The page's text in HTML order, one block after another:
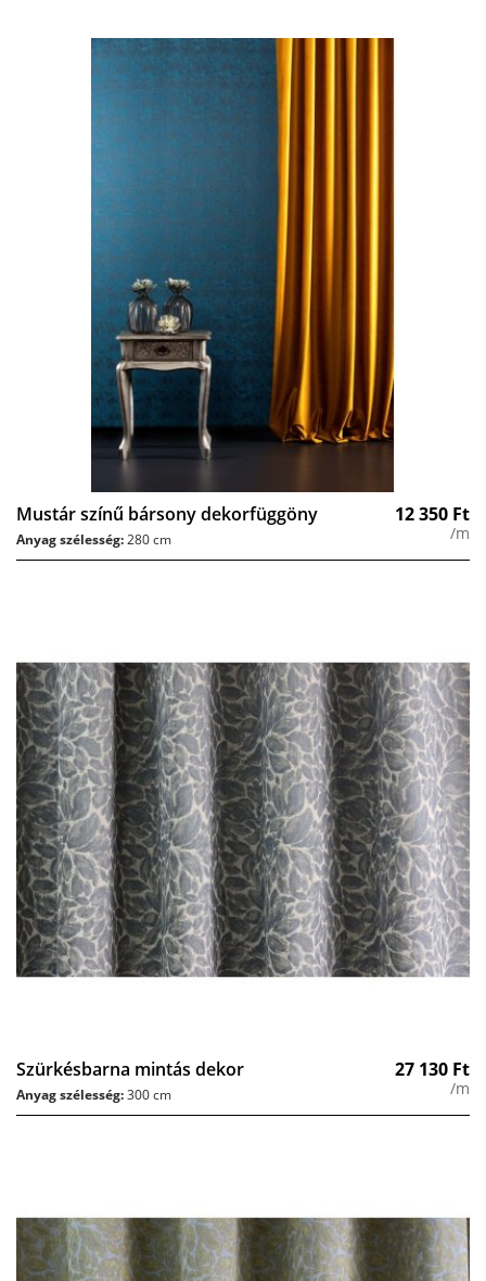
Mustár színű bársony dekorfüggöny 12 350 Ft
/m
Anyag szélesség:280 cm
Szürkésbarna mintás dekor 27 130 Ft
/m
Anyag szélesség:300 cm